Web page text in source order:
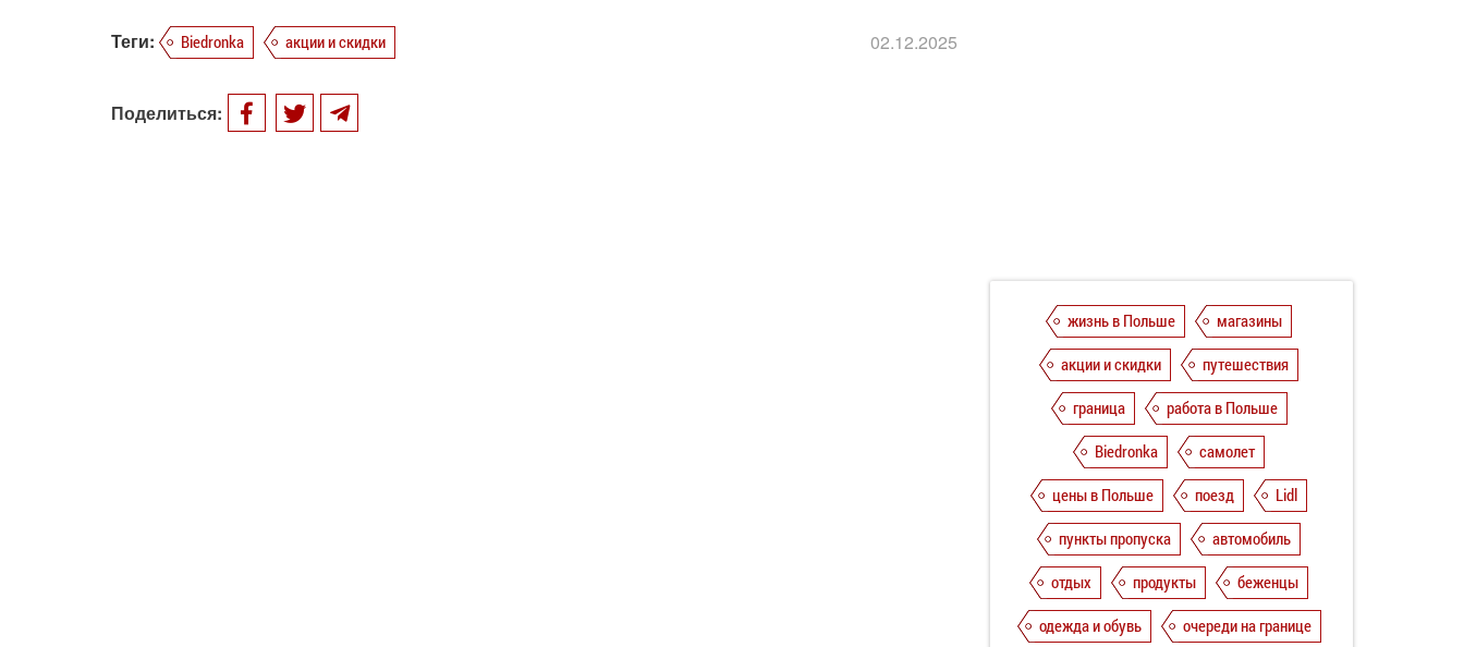
Теги: Biedronka акции и скидки 02.12.2025
Поделиться:
жизнь в Польше
магазины
акции и скидки
путешествия
граница
работа в Польше
Biedronka
самолет
цены в Польше
поезд
Lidl
пункты пропуска
автомобиль
отдых
продукты
беженцы
одежда и обувь
очереди на границе